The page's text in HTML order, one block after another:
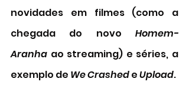
novidades em filmes (como a
chegada do novo Homem-
Aranha ao streaming) e séries, a
exemplo de We Crashed e Upload.